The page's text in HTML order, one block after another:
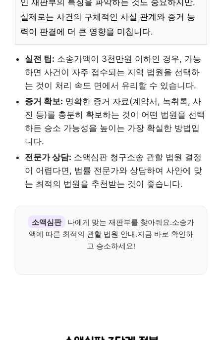
인 재판부의 특징을 파악하는 것도 중요하지만,
실제로는 사건의 구체적인 사실 관계와 증거 능
력이 판결에 더 큰 영향을 미칩니다.
실전 팁: 소송가액이 3천만원 이하인 경우, 가능
하면 사건이 자주 접수되는 지역 법원을 선택하
는 것이 처리 속도 면에서 유리할 수 있습니다.
증거 확보: 명확한 증거 자료(계약서, 녹취록, 사
진 등)를 충분히 확보하는 것이 어떤 법원을 선택
하든 승소 가능성을 높이는 가장 확실한 방법입
니다.
전문가 상담: 소액심판 청구소송 관할 법원 결정
이 어렵다면, 법률 전문가와 상담하여 사안에 맞
는 최적의 법원을 추천받는 것이 좋습니다.
소액심판
나에게 맞는 재판부를 찾아줘요.소송가
액에 따른 최적의 관할 법원 안내.지금 바로 확인하
고 승소하세요!